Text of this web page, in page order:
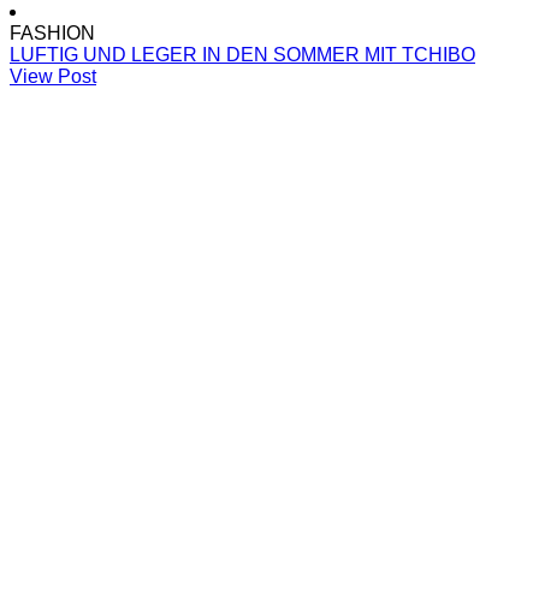
FASHION
LUFTIG UND LEGER IN DEN SOMMER MIT TCHIBO
View Post